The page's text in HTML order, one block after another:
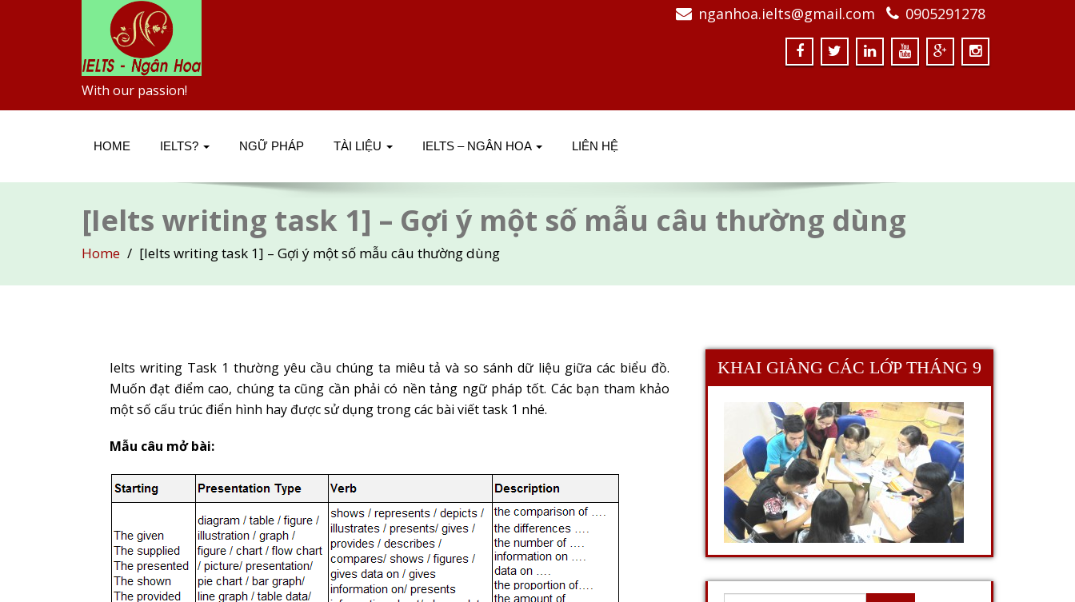
With our passion!
nganhoa.ielts@gmail.com 0905291278
HOME IELTS? NGỮ PHÁP TÀI LIỆU IELTS – NGÂN HOA LIÊN HỆ
[Ielts writing task 1] – Gợi ý một số mẫu câu thường dùng
Home [Ielts writing task 1] – Gợi ý một số mẫu câu thường dùng
Ielts writing Task 1 thường yêu cầu chúng ta miêu tả và so sánh dữ liệu giữa các biểu đồ.
Muốn đạt điểm cao, chúng ta cũng cần phải có nền tảng ngữ pháp tốt. Các bạn tham khảo
một số cấu trúc điển hình hay được sử dụng trong các bài viết task 1 nhé.
Mẫu câu mở bài:
KHAI GIẢNG CÁC LỚP THÁNG 9